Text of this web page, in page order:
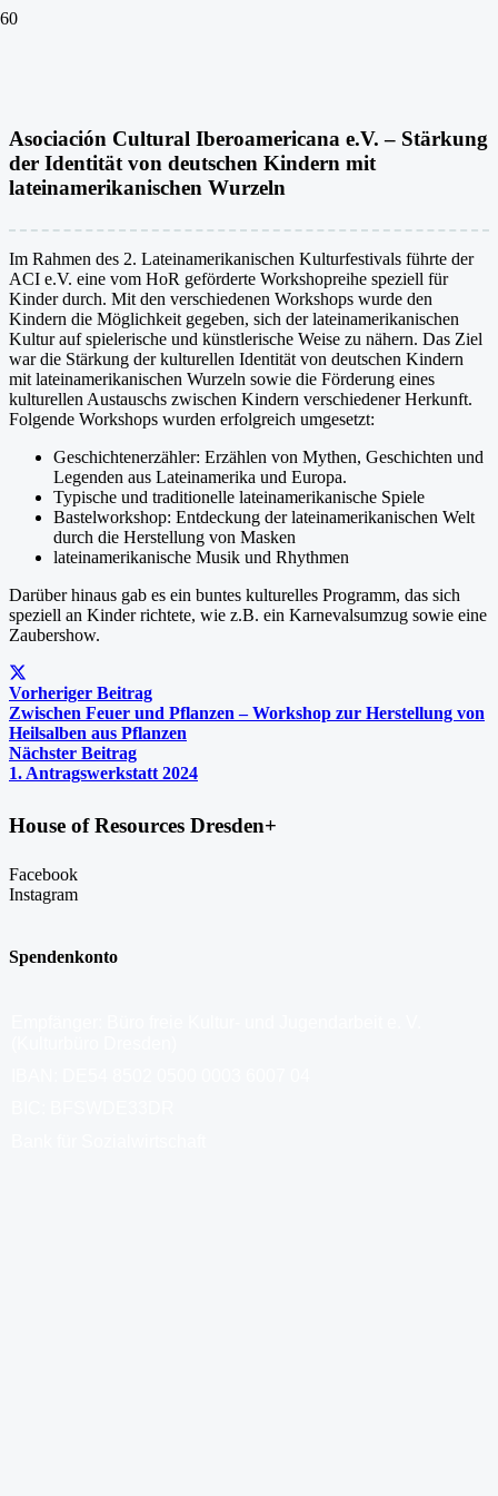
Asociación Cultural Iberoamericana e.V. – Stärkung
der Identität von deutschen Kindern mit
lateinamerikanischen Wurzeln
Im Rahmen des 2. Lateinamerikanischen Kulturfestivals führte der
ACI e.V. eine vom HoR geförderte Workshopreihe speziell für
Kinder durch. Mit den verschiedenen Workshops wurde den
Kindern die Möglichkeit gegeben, sich der lateinamerikanischen
Kultur auf spielerische und künstlerische Weise zu nähern. Das Ziel
war die Stärkung der kulturellen Identität von deutschen Kindern
mit lateinamerikanischen Wurzeln sowie die Förderung eines
kulturellen Austauschs zwischen Kindern verschiedener Herkunft.
Folgende Workshops wurden erfolgreich umgesetzt:
Geschichtenerzähler: Erzählen von Mythen, Geschichten und
Legenden aus Lateinamerika und Europa.
Typische und traditionelle lateinamerikanische Spiele
Bastelworkshop: Entdeckung der lateinamerikanischen Welt
durch die Herstellung von Masken
lateinamerikanische Musik und Rhythmen
Darüber hinaus gab es ein buntes kulturelles Programm, das sich
speziell an Kinder richtete, wie z.B. ein Karnevalsumzug sowie eine
Zaubershow.
Vorheriger Beitrag
Zwischen Feuer und Pflanzen – Workshop zur Herstellung von
Heilsalben aus Pflanzen
Nächster Beitrag
1. Antragswerkstatt 2024
House of Resources Dresden+
Facebook
Instagram
Spendenkonto